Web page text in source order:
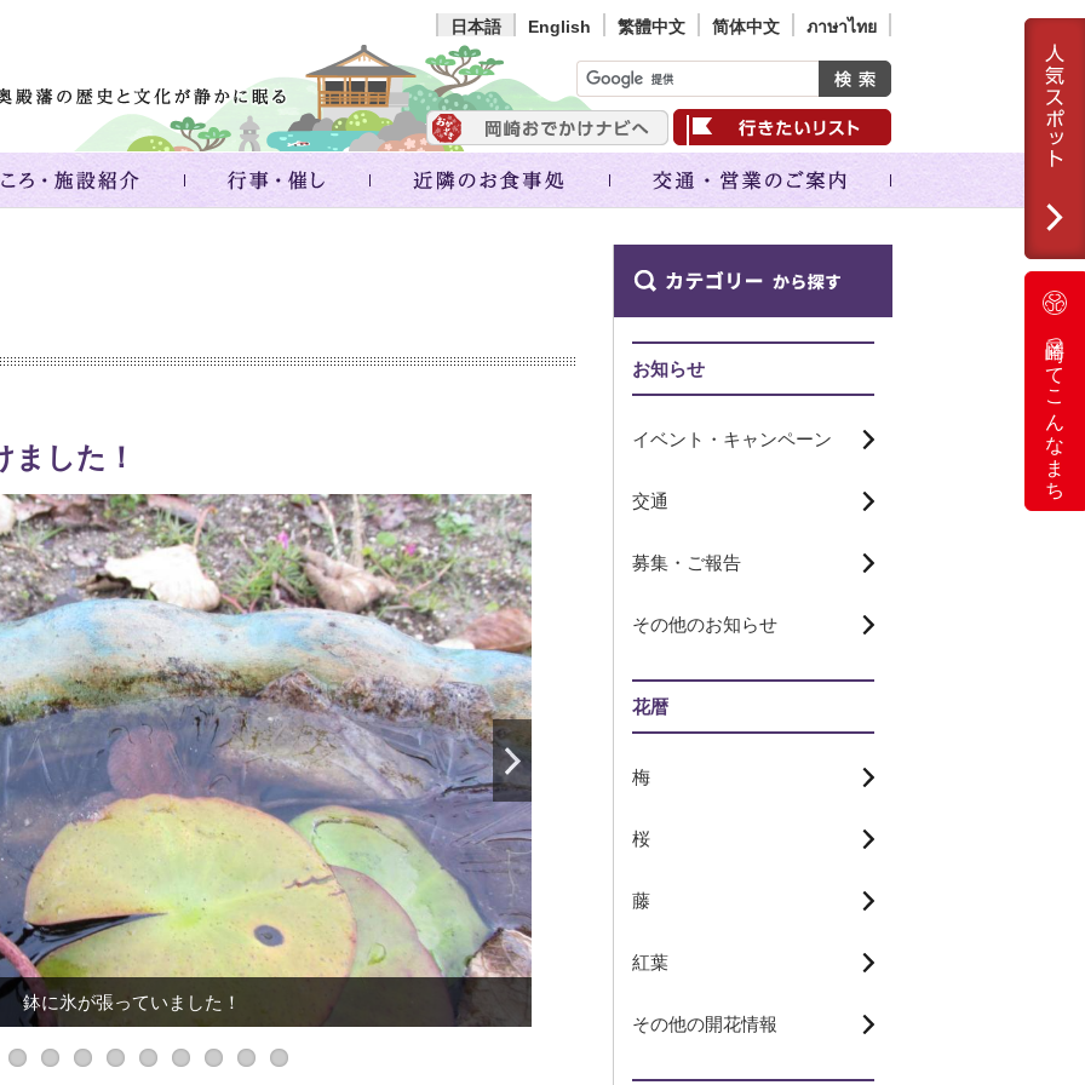
日本語 English 繁體中文 简体中文 ภาษาไทย
岡崎ってこんなまち
した！
鉢に氷が張っていました！
場所はこんなところです
結構しっかりした氷でした
テントも上も凍ってました
じを芸術的に撮ってみました(笑)
緑に赤が映えますね！
広く撮っても綺麗です
紅葉が全体に行き渡りました！
池とのコラボは陣屋ならでは
紅葉らしい写真です(笑)
お知らせ
イベント・キャンペーン
交通
募集・ご報告
その他のお知らせ
花暦
梅
桜
藤
紅葉
その他の開花情報